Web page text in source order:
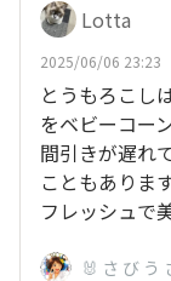
Lotta
2025/06/06 23:23
とうもろこし
をベビーコー
間引きが遅れ
こともありま
フレッシュで
🐰 さ び う